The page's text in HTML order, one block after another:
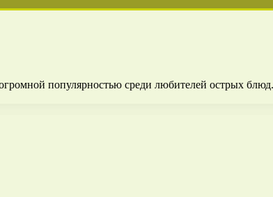
популярностью среди любителей острых